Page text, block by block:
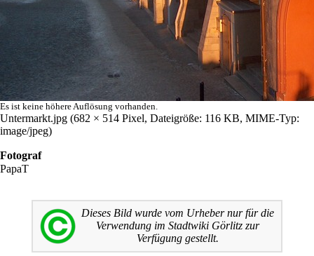
Es ist keine höhere Auflösung vorhanden.
Untermarkt.jpg (682 × 514 Pixel, Dateigröße: 116 KB, MIME-Typ:
image/jpeg)
Fotograf
PapaT
Dieses Bild wurde vom Urheber nur für die
Verwendung im Stadtwiki Görlitz zur
Verfügung gestellt.